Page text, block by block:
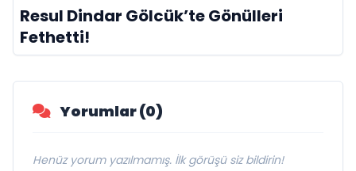
Resul Dindar Gölcük’te Gönülleri
Fethetti!
Yorumlar (0)
Henüz yorum yazılmamış. İlk görüşü siz bildirin!